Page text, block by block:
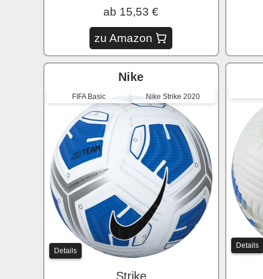
ab 15,53 €
zu Amazon
Nike
FIFA Basic Nike Strike 2020
Details
Strike
Details